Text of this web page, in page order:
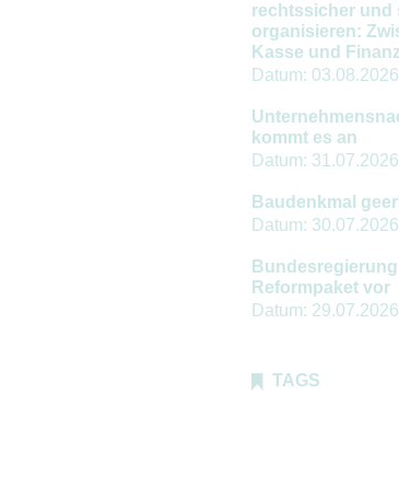
rechtssicher und
organisieren:
Kasse und
Datum: 03.08.2026
kommt es an
Datum: 31.07.2026
Baudenkmal
Datum: 30.07.2026
Reformpaket vor
Datum: 29.07.2026
TAGS